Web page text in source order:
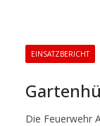
EINSATZBERICHT
Die Feuerwehr